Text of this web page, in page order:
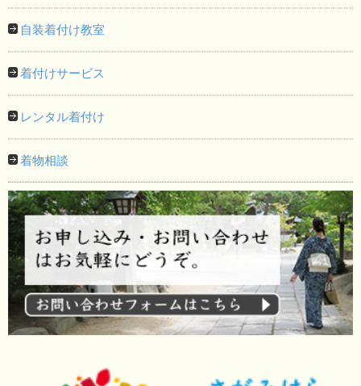
自装着付け教室
着付けサービス
レンタル着付け
着物相談